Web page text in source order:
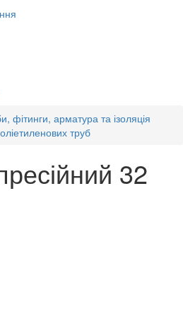
фітинги, арматура та ізоляція
труб
32